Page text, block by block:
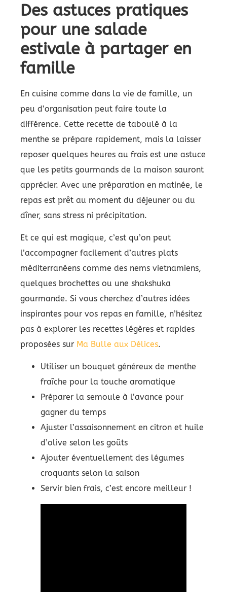
Des astuces pratiques
pour une salade
estivale à partager en
famille
En cuisine comme dans la vie de famille, un
peu d’organisation peut faire toute la
différence. Cette recette de taboulé à la
menthe se prépare rapidement, mais la laisser
reposer quelques heures au frais est une astuce
que les petits gourmands de la maison sauront
apprécier. Avec une préparation en matinée, le
repas est prêt au moment du déjeuner ou du
dîner, sans stress ni précipitation.
Et ce qui est magique, c’est qu’on peut
l’accompagner facilement d’autres plats
méditerranéens comme des nems vietnamiens,
quelques brochettes ou une shakshuka
gourmande. Si vous cherchez d’autres idées
inspirantes pour vos repas en famille, n’hésitez
pas à explorer les recettes légères et rapides
proposées sur Ma Bulle aux Délices.
Utiliser un bouquet généreux de menthe
fraîche pour la touche aromatique
Préparer la semoule à l’avance pour
gagner du temps
Ajuster l’assaisonnement en citron et huile
d’olive selon les goûts
Ajouter éventuellement des légumes
croquants selon la saison
Servir bien frais, c’est encore meilleur !